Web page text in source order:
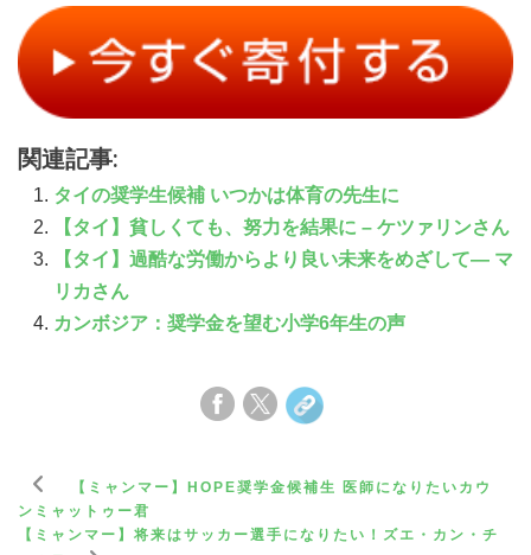
関連記事:
タイの奨学生候補 いつかは体育の先生に
【タイ】貧しくても、努力を結果に – ケツァリンさん
【タイ】過酷な労働からより良い未来をめざして― マ
リカさん
カンボジア：奨学金を望む小学6年生の声
【ミャンマー】HOPE奨学金候補生 医師になりたいカウ
ンミャットゥー君
【ミャンマー】将来はサッカー選手になりたい！ズエ・カン・チ